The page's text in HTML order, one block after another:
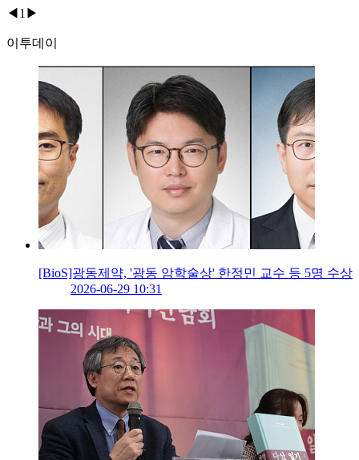
◀ 1 ▶
이투데이
[BioS]광동제약, '광동 암학술상' 한정민 교수 등 5명 수상
2026-06-29 10:31